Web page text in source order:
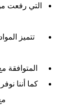
التي رفعت
تتميز
المتوافقة
كما أننا